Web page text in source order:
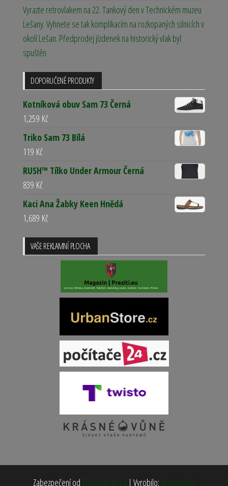
Vyrazte retrovlakem na 22. Tankový den v Technickém muzeu
Lešany. Vyhnete se tak komplikacím na rozkopaných silnicích v
okolí Lešan. Předprodej jízdenek na historický vlak byl
spuštěn
DOPORUČENÉ PRODUKTY
Kotníková obuv Sam 73 Černá
1,259 Kč
Triko Sam 73 Bílá
119 Kč
RUSH™ Tílko Under Armour Černá
839 Kč
Kaci Ana Žabky Keen Hnědá
1,689 Kč
VAŠE REKLAMNÍ PLOCHA
Zabezpečení od THSECURITY.CZ | Vyrobilo:Webdesign